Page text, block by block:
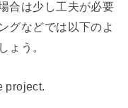
合は少し工夫が必要
グなどでは以下のよ
ょう。
project.